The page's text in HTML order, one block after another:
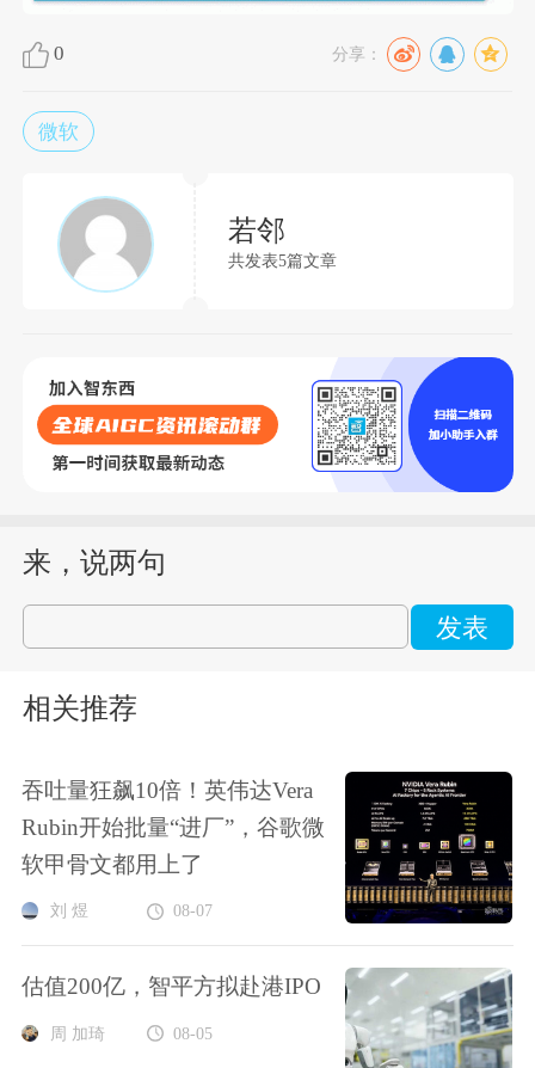
0 分享：
微软
若邻
共发表5篇文章
来，说两句
发表
相关推荐
吞吐量狂飙10倍！英伟达Vera
Rubin开始批量“进厂”，谷歌微
软甲骨文都用上了
刘 煜 08-07
估值200亿，智平方拟赴港IPO
周 加琦 08-05